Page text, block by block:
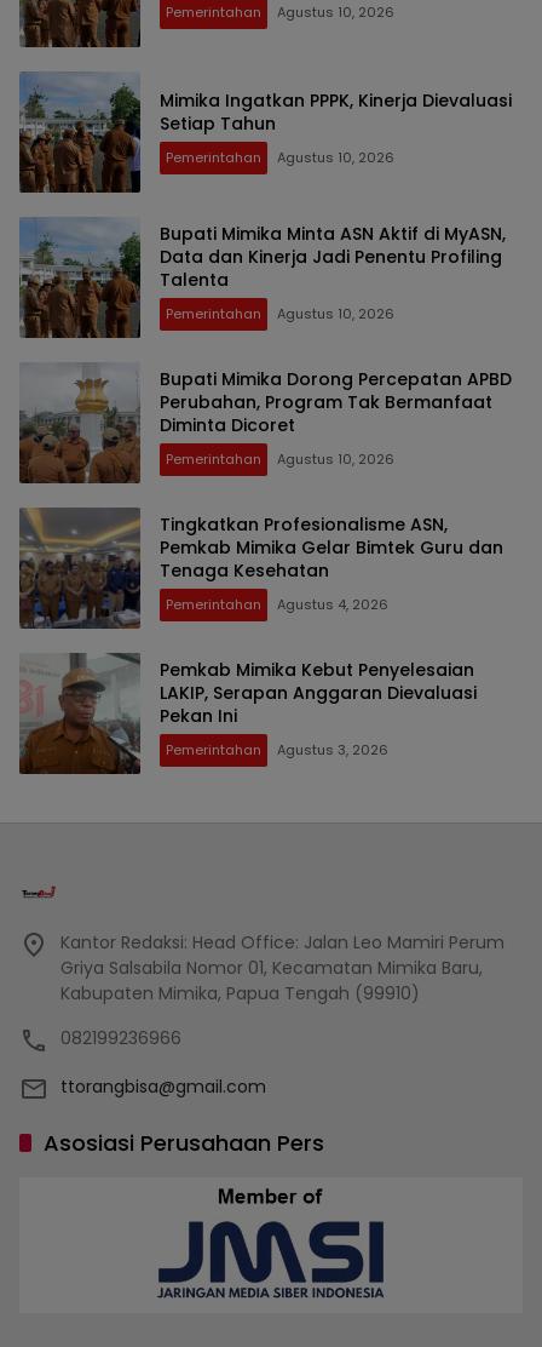
Pemerintahan Agustus 10, 2026
Mimika Ingatkan PPPK, Kinerja Dievaluasi
Setiap Tahun
Pemerintahan Agustus 10, 2026
Bupati Mimika Minta ASN Aktif di MyASN,
Data dan Kinerja Jadi Penentu Profiling
Talenta
Pemerintahan Agustus 10, 2026
Bupati Mimika Dorong Percepatan APBD
Perubahan, Program Tak Bermanfaat
Diminta Dicoret
Pemerintahan Agustus 10, 2026
Tingkatkan Profesionalisme ASN,
Pemkab Mimika Gelar Bimtek Guru dan
Tenaga Kesehatan
Pemerintahan Agustus 4, 2026
Pemkab Mimika Kebut Penyelesaian
LAKIP, Serapan Anggaran Dievaluasi
Pekan Ini
Pemerintahan Agustus 3, 2026
Kantor Redaksi: Head Office: Jalan Leo Mamiri Perum
Griya Salsabila Nomor 01, Kecamatan Mimika Baru,
Kabupaten Mimika, Papua Tengah (99910)
082199236966
ttorangbisa@gmail.com
Asosiasi Perusahaan Pers